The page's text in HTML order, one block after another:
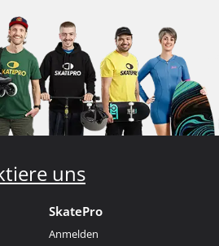
uns
SkatePro
Anmelden